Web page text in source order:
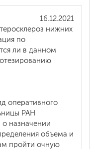
16.12.2021
нижних
по
ли в данном
оперативного
РАН
назначении
объема и
пройти очную